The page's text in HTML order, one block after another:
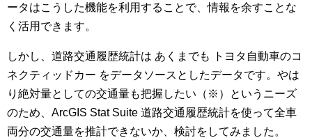
ータはこうした機能を利用することで、情報を余すことな
く活用できます。
しかし、道路交通履歴統計は あくまでも トヨタ自動車のコ
ネクティッドカー をデータソースとしたデータです。やは
り絶対量としての交通量も把握したい（※）というニーズ
のため、ArcGIS Stat Suite 道路交通履歴統計を使って全車
両分の交通量を推計できないか、検討をしてみました。